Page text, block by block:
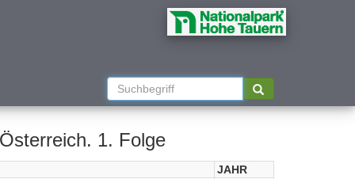
1. Folge
JAHR